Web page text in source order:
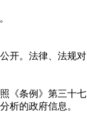
开。法律、法规对
《条例》第三十七
析的政府信息。